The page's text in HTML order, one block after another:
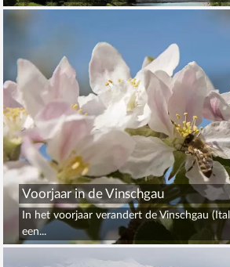
Voorjaar in de Vinschgau
In het voorjaar verandert de Vinschgau
een...